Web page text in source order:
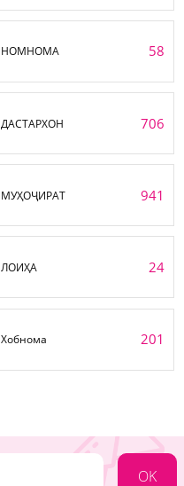
НОМНОМА 58
ДАСТАРХОН 706
МУҲОҶИРАТ 941
ЛОИҲА 24
Хобнома 201
OK